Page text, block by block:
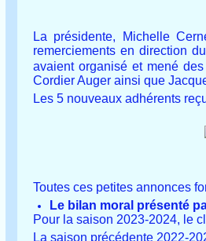
La présidente, Michelle
remerciements en direction
avaient organisé et mené
Cordier Auger ainsi que
Les 5 nouveaux adhérents
Toutes ces petites annonces
Le bilan moral présenté
Pour la saison 2023-2024, le
La saison précédente 2022-